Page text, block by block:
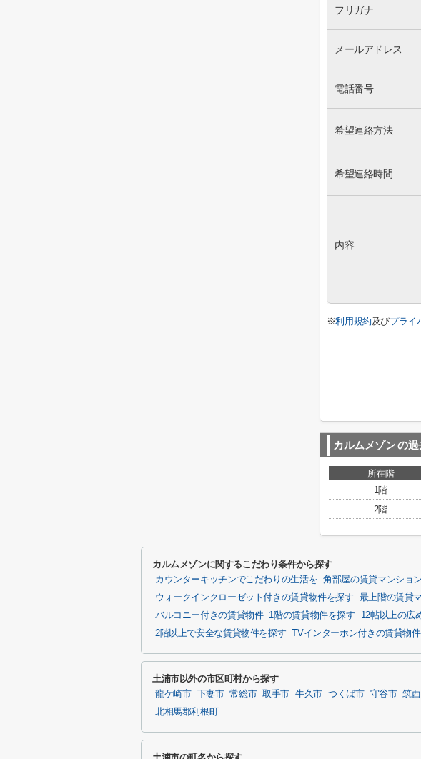
フリガナ
メールアドレス
電話番号
希望連絡方法
希望連絡時間
内容
※利用規約及びプライ
カルムメゾン の過
所在階
1階
2階
カルムメゾンに関するこだわり条件から探す
カウンターキッチンでこだわりの生活を 角部屋の賃貸マンショ
ウォークインクローゼット付きの賃貸物件を探す
最上階の賃貸
バルコニー付きの賃貸物件
1階の賃貸物件を探す 12帖以上の広
2階以上で安全な賃貸物件を探す
TVインターホン付きの賃貸物
土浦市以外の市区町村から探す
龍ケ崎市 下妻市 常総市 取手市 牛久市 つくば市 守谷市 筑
北相馬郡利根町